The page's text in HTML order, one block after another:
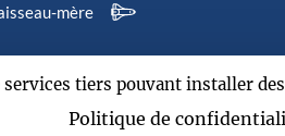
mère
tiers pouvant installer
Politique de